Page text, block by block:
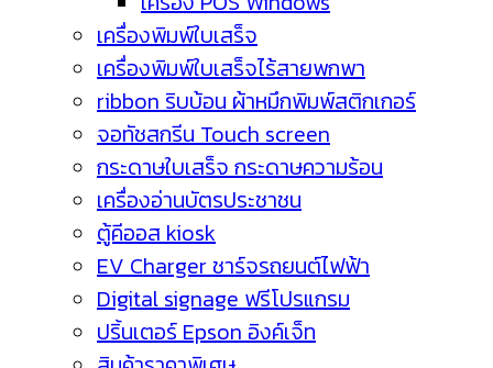
เครื่องพิมพ์ใบเสร็จ
เครื่องพิมพ์ใบเสร็จไร้สายพกพา
ribbon ริบบ้อน ผ้าหมึกพิมพ์สติกเกอร์
จอทัชสกรีน Touch screen
กระดาษใบเสร็จ กระดาษความร้อน
เครื่องอ่านบัตรประชาชน
ตู้คีออส kiosk
EV Charger ชาร์จรถยนต์ไฟฟ้า
Digital signage ฟรีโปรแกรม
ปริ้นเตอร์ Epson อิงค์เจ็ท